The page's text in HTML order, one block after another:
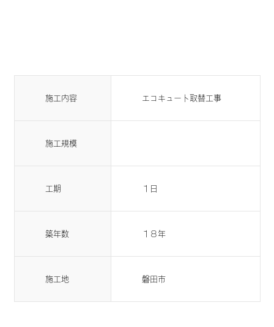
施工内容 エコキュート取替工事
施工規模
工期 １日
築年数 １８年
施工地 磐田市